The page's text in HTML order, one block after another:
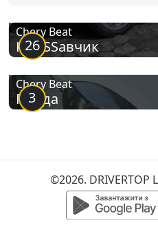
26
Chery Beat
KROSSавчик
3
Chery Beat
Панда
©2026. DRIVERTOP